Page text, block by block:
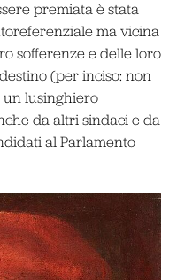
premiata è stata
ma vicina
sofferenze e delle loro
(per inciso: non
un lusinghiero
da altri sindaci e da
al Parlamento